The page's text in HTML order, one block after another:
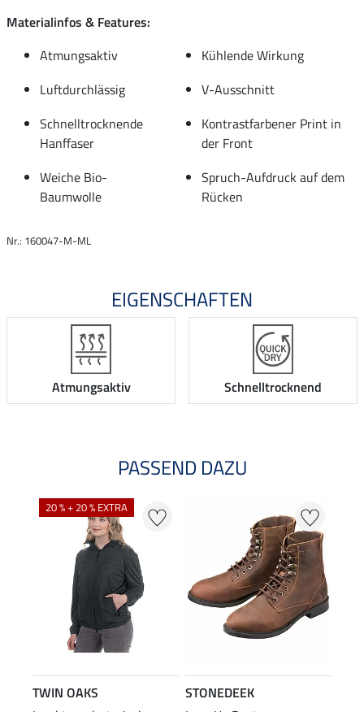
Materialinfos & Features:
Atmungsaktiv
Kühlende Wirkung
Luftdurchlässig
V-Ausschnitt
Schnelltrocknende
Hanffaser
Kontrastfarbener Print in
der Front
Weiche Bio-
Baumwolle
Spruch-Aufdruck auf dem
Rücken
Nr.: 160047-M-ML
EIGENSCHAFTEN
Atmungsaktiv Schnelltrocknend
PASSEND DAZU
20 % + 20 % EXTRA
TWIN OAKS
STONEDEEK